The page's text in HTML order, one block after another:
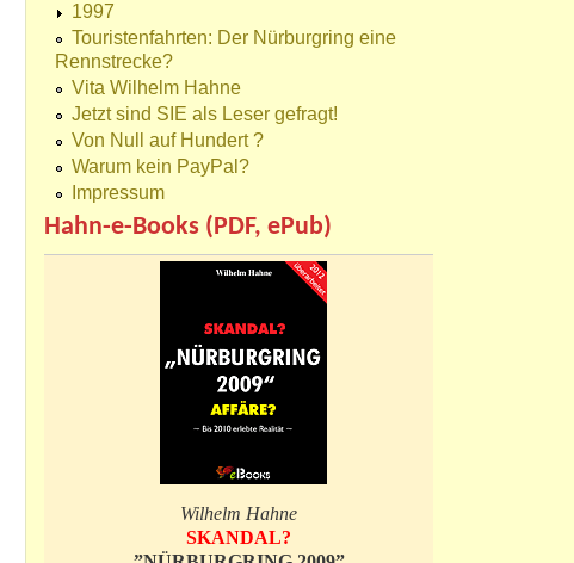
1997
Touristenfahrten: Der Nürburgring eine
Rennstrecke?
Vita Wilhelm Hahne
Jetzt sind SIE als Leser gefragt!
Von Null auf Hundert ?
Warum kein PayPal?
Impressum
Hahn-e-Books (PDF, ePub)
Wilhelm Hahne
SKANDAL?